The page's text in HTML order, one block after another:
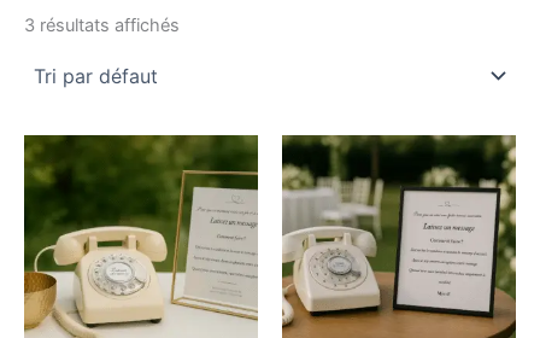
3 résultats affichés
Plage
de
prix :
€109.00
à
€134.00
Ce
produit
a
plusieurs
variations.
Les
options
Plage
de
prix :
€109.00
à
€134.00
Ce
a
Les